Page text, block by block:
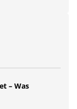
– Was